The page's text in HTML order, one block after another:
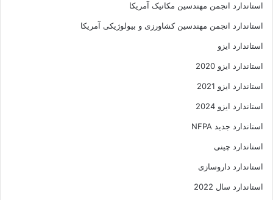
استاندارد انجمن مهندسين مکانيک آمريکا
استاندارد انجمن مهندسین کشاورزی و بیولوژیکی آمریکا
استاندارد ایزو
استاندارد ایزو 2020
استاندارد ایزو 2021
استاندارد ایزو 2024
استاندارد جدید NFPA
استاندارد چینی
استاندارد داروسازی
استاندارد سال 2022